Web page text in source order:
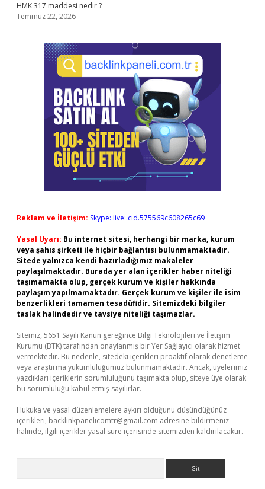
HMK 317 maddesi nedir ?
Temmuz 22, 2026
Reklam ve İletişim: Skype: live:.cid.575569c608265c69
Yasal Uyarı: Bu internet sitesi, herhangi bir marka, kurum
veya şahıs şirketi ile hiçbir bağlantısı bulunmamaktadır.
Sitede yalnızca kendi hazırladığımız makaleler
paylaşılmaktadır. Burada yer alan içerikler haber niteliği
taşımamakta olup, gerçek kurum ve kişiler hakkında
paylaşım yapılmamaktadır. Gerçek kurum ve kişiler ile isim
benzerlikleri tamamen tesadüfidir. Sitemizdeki bilgiler
taslak halindedir ve tavsiye niteliği taşımazlar.
Sitemiz, 5651 Sayılı Kanun gereğince Bilgi Teknolojileri ve İletişim
Kurumu (BTK) tarafından onaylanmış bir Yer Sağlayıcı olarak hizmet
vermektedir. Bu nedenle, sitedeki içerikleri proaktif olarak denetleme
veya araştırma yükümlülüğümüz bulunmamaktadır. Ancak, üyelerimiz
yazdıkları içeriklerin sorumluluğunu taşımakta olup, siteye üye olarak
bu sorumluluğu kabul etmiş sayılırlar.
Hukuka ve yasal düzenlemelere aykırı olduğunu düşündüğünüz
içerikleri, backlinkpanelicomtr@gmail.com adresine bildirmeniz
halinde, ilgili içerikler yasal süre içerisinde sitemizden kaldırılacaktır.